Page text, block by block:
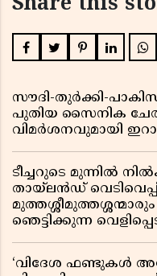
സൗദി-തുർക്കി-
പുതിയ സൈനിക
വിമർശനവുമായി
ടീച്ചറുടെ മുന്നിൽ
തായ്‌ലൻഡ്
ഞെട്ടിക്കുന്ന
‘വിദേശ ഫണ്ടുകൾ